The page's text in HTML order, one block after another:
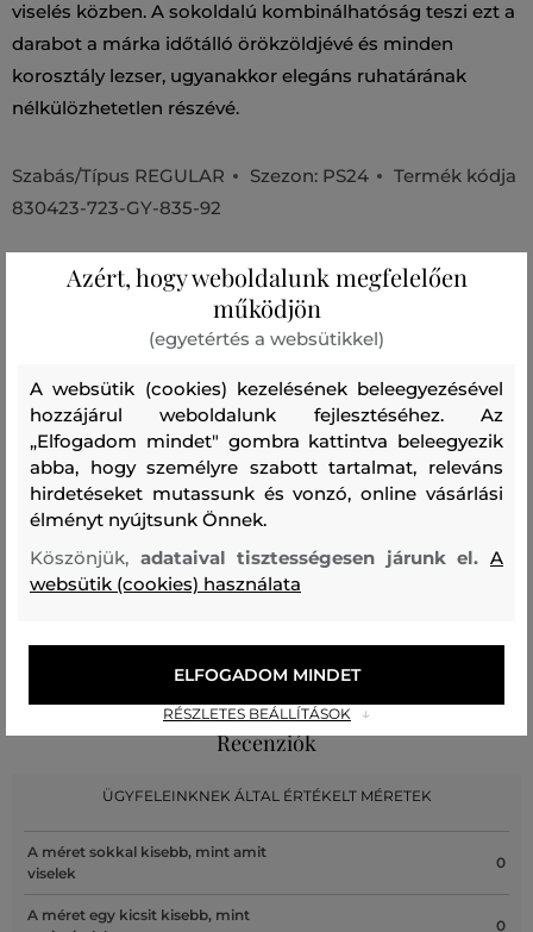
viselés közben. A sokoldalú kombinálhatóság teszi ezt a
darabot a márka időtálló örökzöldjévé és minden
korosztály lezser, ugyanakkor elegáns ruhatárának
nélkülözhetetlen részévé.
Szabás/Típus REGULAR Szezon: PS24
Termék kódja
830423-723-GY-835-92
Összetétel
PAMUT
100 %
Kezelési útmutató
FEHÉRÍTÉS VASALÁS
Recenziók
ÜGYFELEINKNEK ÁLTAL ÉRTÉKELT MÉRETEK
A méret sokkal kisebb, mint amit
viselek
0
A méret egy kicsit kisebb, mint
0
Azért, hogy weboldalunk megfelelően
működjön
(egyetértés a websütikkel)
A websütik (cookies) kezelésének beleegyezésével
hozzájárul weboldalunk fejlesztéséhez. Az
„Elfogadom mindet" gombra kattintva beleegyezik
abba, hogy személyre szabott tartalmat, releváns
hirdetéseket mutassunk és vonzó, online vásárlási
élményt nyújtsunk Önnek.
Köszönjük, adataival tisztességesen járunk el.A
websütik (cookies) használata
RÉSZLETES BEÁLLÍTÁSOK
ELFOGADOM MINDET